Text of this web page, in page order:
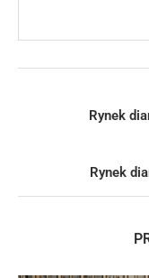
Rynek
Rynek